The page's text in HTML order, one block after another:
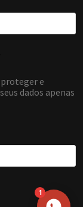
1